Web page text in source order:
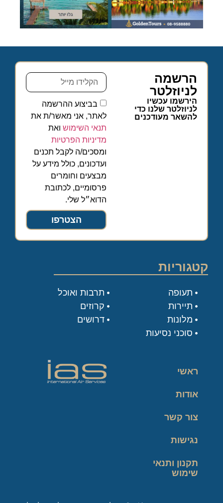
הרשמה
לניוזלטר
הירשמו עכשיו
לניוזלטר שלנו כדי
להשאר מעודכנים
בביצוע ההרשמה
לאתר, אני מאשר/ת את
תנאי השימוש ואת
מדיניות הפרטיות
ומסכים/ה לקבל תכנים
ועדכונים, כולל מידע על
מבצעים וחומרים
פרסומיים, לכתובת
הדוא״ל שלי.
הצטרפו
קטגוריות
תעופה
תיירות
מלונות
סוכני נסיעות
תרבות ואוכל
קרוזים
דרושים
ראשי
אודות
צור קשר
נגישות
תקנון ותנאי
שימוש